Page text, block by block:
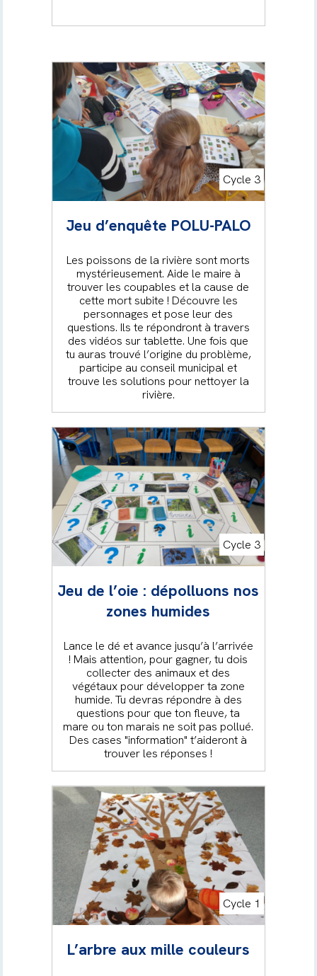
Cycle 3
Jeu d’enquête POLU-PALO
Les poissons de la rivière sont morts
mystérieusement. Aide le maire à
trouver les coupables et la cause de
cette mort subite ! Découvre les
personnages et pose leur des
questions. Ils te répondront à travers
des vidéos sur tablette. Une fois que
tu auras trouvé l’origine du problème,
participe au conseil municipal et
trouve les solutions pour nettoyer la
rivière.
Cycle 3
Jeu de l’oie : dépolluons nos
zones humides
Lance le dé et avance jusqu’à l’arrivée
! Mais attention, pour gagner, tu dois
collecter des animaux et des
végétaux pour développer ta zone
humide. Tu devras répondre à des
questions pour que ton fleuve, ta
mare ou ton marais ne soit pas pollué.
Des cases "information" t’aideront à
trouver les réponses !
Cycle 1
L’arbre aux mille couleurs